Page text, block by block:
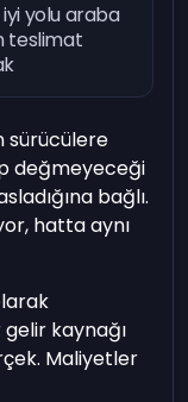
yolu araba
teslimat
sürücülere
değmeyeceği
bağlı.
hatta aynı
kaynağı
Maliyetler